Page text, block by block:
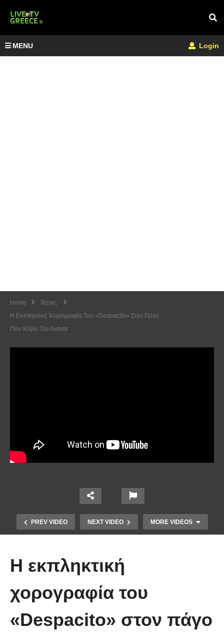
MENU Login
Home
Τέχνες
H Εκπληκτική Χορογραφία Του «Despacito» Στον Πάγο
Που Κόβει Την Ανάσα
PREV VIDEO NEXT VIDEO MORE VIDEOS
H εκπληκτική
χορογραφία του
«Despacito» στον πάγο